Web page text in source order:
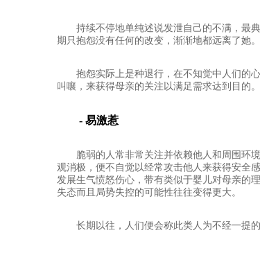
持续不停地单纯述说发泄自己的不满，最
期只抱怨没有任何的改变，渐渐地都远离了她
抱怨实际上是种退行，在不知觉中人们的
叫嚷，来获得母亲的关注以满足需求达到目的。
- 易激惹
脆弱的人常非常关注并依赖他人和周围环
观消极，便不自觉以经常攻击他人来获得安全
发展生气愤怒伤心，带有类似于婴儿对母亲的
失态而且局势失控的可能性往往变得更大。
长期以往，人们便会称此类人为不经一提的